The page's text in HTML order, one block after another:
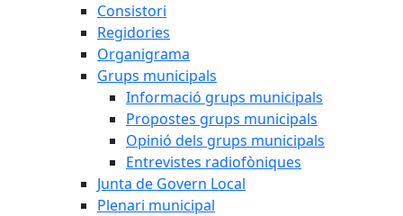
Consistori
Regidories
Organigrama
Grups municipals
Informació grups municipals
Propostes grups municipals
Opinió dels grups municipals
Entrevistes radiofòniques
Junta de Govern Local
Plenari municipal